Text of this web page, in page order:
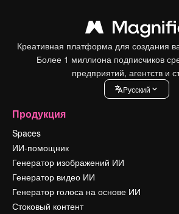
Креативная платформа для создания
Более 1 миллиона подписчиков
предприятий, агентств и
Pусский
Продукция
Spaces
ИИ-помощник
Генератор изображений ИИ
Генератор видео ИИ
Генератор голоса на основе ИИ
Стоковый контент